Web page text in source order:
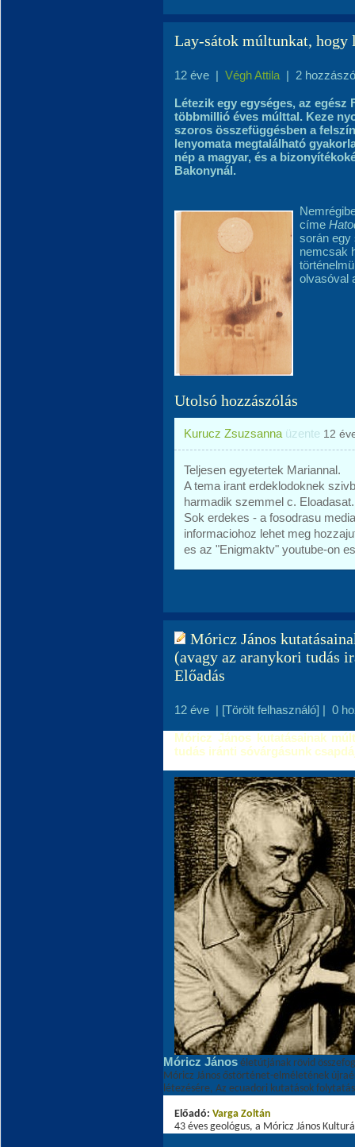
Lay-sátok múltunkat, hogy
12 éve | Végh Attila | 2
Létezik egy egységes, az
többmillió éves múlttal. Keze
szoros összefüggésben a
lenyomata megtalálható
nép a magyar, és a
Bakonynál.
címe
során egy
nemcsak
olvasóval
Utolsó hozzászólás
Kurucz Zsuzsanna üzente 12
Teljesen egyetertek Mariannal.
A tema irant erdeklodoknek
harmadik szemmel c.
Sok erdekes - a fosodrasu
informaciohoz lehet meg
es az "Enigmaktv" youtube-on
Móricz János
(avagy az aranykori tudás
Előadás
12 éve | [Törölt felhasználó] | 0
Móricz János kutatásainak
tudás iránti sóvárgásunk
Móricz János életútjának rövid
Móricz János őstörténet-elméletének
létezésére, Az ecuadori kutatások
Előadó: Varga Zoltán
43 éves geológus, a Móricz János